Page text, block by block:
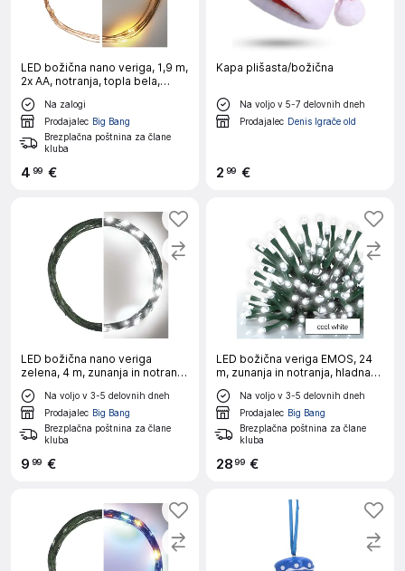
LED božična nano veriga, 1,9 m,
2x AA, notranja, topla bela,
časovnik
Na zalogi
Prodajalec Big Bang
Brezplačna poštnina za člane
kluba
4 99 €
Kapa plišasta/božična
Na voljo v 5-7 delovnih dneh
Prodajalec Denis Igrače old
2 99 €
LED božična nano veriga
zelena, 4 m, zunanja in notranja,
hladna bela, časovnik
Na voljo v 3-5 delovnih dneh
Prodajalec Big Bang
Brezplačna poštnina za člane
kluba
9 99 €
LED božična veriga EMOS, 24
m, zunanja in notranja, hladna
bela, programi, časovnik
Na voljo v 3-5 delovnih dneh
Prodajalec Big Bang
Brezplačna poštnina za člane
kluba
2899 €